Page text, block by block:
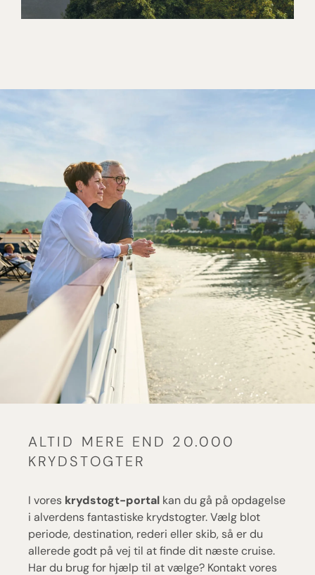
ALTID MERE END 20.000
KRYDSTOGTER
I vores krydstogt-portal kan du gå på opdagelse
i alverdens fantastiske krydstogter. Vælg blot
periode, destination, rederi eller skib, så er du
allerede godt på vej til at finde dit næste cruise.
Har du brug for hjælp til at vælge? Kontakt vores